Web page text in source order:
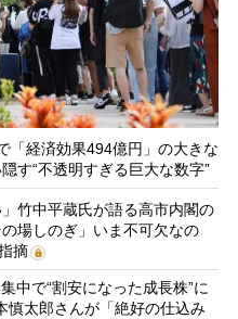
「経済効果494億円」の大きな
す“不透明すぎる巨大な数字”
竹中平蔵氏が語る高市内閣の
場しのぎ」いま不可欠なの
摘
中で“割安になった成長株”に
太郎さんが「絶好の仕込み